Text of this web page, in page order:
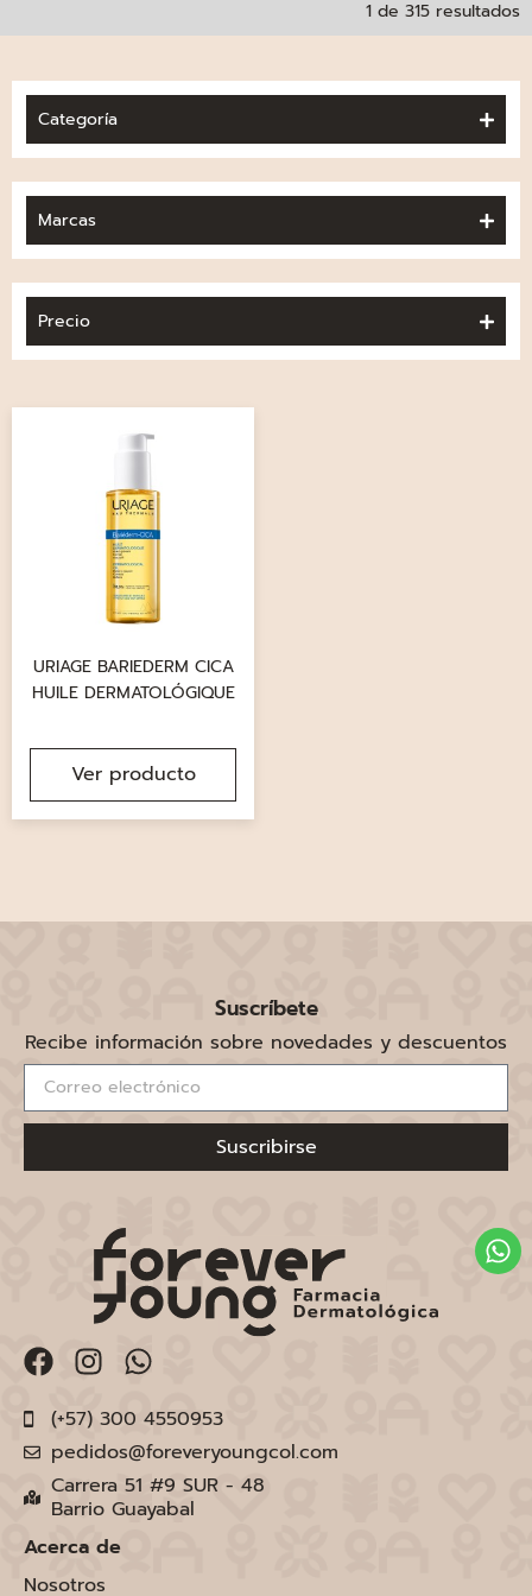
1 de 315 resultados
Categoría
Marcas
Precio
URIAGE BARIEDERM CICA
HUILE DERMATOLÓGIQUE
Ver producto
Suscríbete
Recibe información sobre novedades y descuentos
Suscribirse
(+57) 300 4550953
pedidos@foreveryoungcol.com
Carrera 51 #9 SUR - 48
Barrio Guayabal
Acerca de
Nosotros